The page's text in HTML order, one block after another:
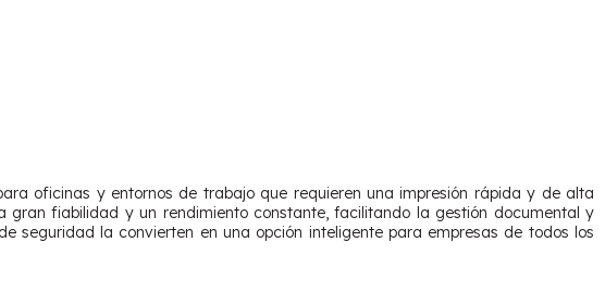
oficinas y entornos de trabajo que requieren una impresión rápida y de alta
fiabilidad y un rendimiento constante, facilitando la gestión documental y
seguridad la convierten en una opción inteligente para empresas de todos los